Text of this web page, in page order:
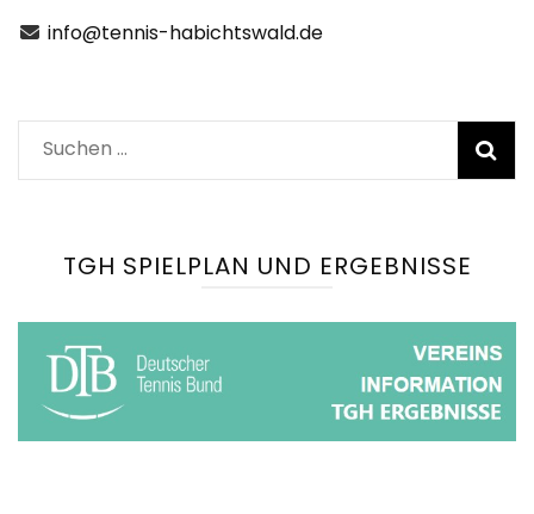
info@tennis-habichtswald.de
Suchen
nach:
TGH SPIELPLAN UND ERGEBNISSE